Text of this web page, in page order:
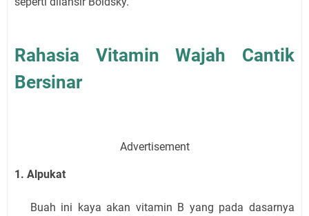
Rahasia Vitamin Wajah Cantik
Bersinar
Advertisement
1. Alpukat
Buah ini kaya akan vitamin B yang pada dasarnya